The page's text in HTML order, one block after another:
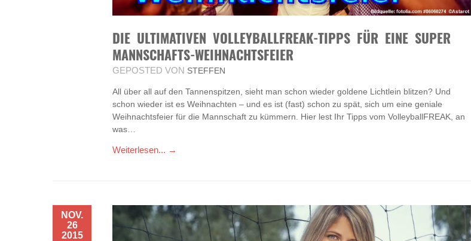
DIE ULTIMATIVEN VOLLEYBALLFREAK-TIPPS FÜR EINE SUPER
MANNSCHAFTS-WEIHNACHTSFEIER
GEPOSTED VON STEFFEN
All über all auf den Tannenspitzen, sieht man schon wieder goldene Lichtlein blitzen? Und
schon wieder ist es Weihnachten – und es ist (fast) schon zu spät, sich um eine geniale
Weihnachtsfeier für die Mannschaft zu kümmern. Hier lest Ihr Tipps vom VolleyballFREAK, an
was…
Weiterlesen... →
NOV.
26
2015